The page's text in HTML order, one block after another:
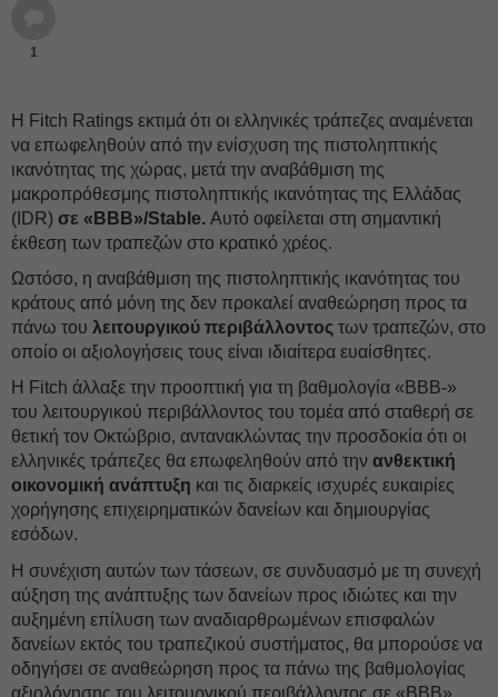
1
Η Fitch Ratings εκτιμά ότι οι ελληνικές τράπεζες αναμένεται
να επωφεληθούν από την ενίσχυση της πιστοληπτικής
ικανότητας της χώρας, μετά την αναβάθμιση της
μακροπρόθεσμης πιστοληπτικής ικανότητας της Ελλάδας
(IDR) σε «BBB»/Stable. Αυτό οφείλεται στη σημαντική
έκθεση των τραπεζών στο κρατικό χρέος.
Ωστόσο, η αναβάθμιση της πιστοληπτικής ικανότητας του
κράτους από μόνη της δεν προκαλεί αναθεώρηση προς τα
πάνω του λειτουργικού περιβάλλοντος των τραπεζών, στο
οποίο οι αξιολογήσεις τους είναι ιδιαίτερα ευαίσθητες.
Η Fitch άλλαξε την προοπτική για τη βαθμολογία «BBB-»
του λειτουργικού περιβάλλοντος του τομέα από σταθερή σε
θετική τον Οκτώβριο, αντανακλώντας την προσδοκία ότι οι
ελληνικές τράπεζες θα επωφεληθούν από την ανθεκτική
οικονομική ανάπτυξη και τις διαρκείς ισχυρές ευκαιρίες
χορήγησης επιχειρηματικών δανείων και δημιουργίας
εσόδων.
Η συνέχιση αυτών των τάσεων, σε συνδυασμό με τη συνεχή
αύξηση της ανάπτυξης των δανείων προς ιδιώτες και την
αυξημένη επίλυση των αναδιαρθρωμένων επισφαλών
δανείων εκτός του τραπεζικού συστήματος, θα μπορούσε να
οδηγήσει σε αναθεώρηση προς τα πάνω της βαθμολογίας
αξιολόγησης του λειτουργικού περιβάλλοντος σε «BBB».